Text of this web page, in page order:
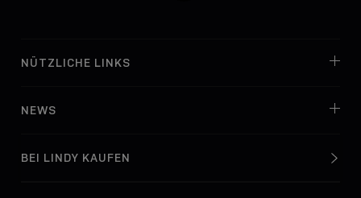
NÜTZLICHE LINKS
NEWS
BEI LINDY KAUFEN